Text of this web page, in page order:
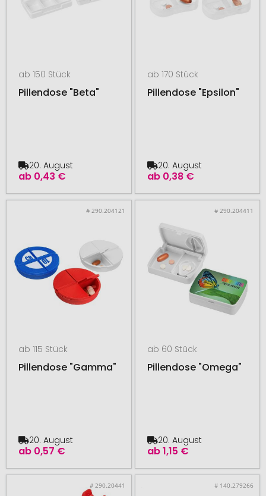
ab 150 Stück
Pillendose "Beta"
ab 0,43 €
20. August
ab 170 Stück
Pillendose "Epsilon"
ab 0,38 €
20. August
# 290.204121
ab 115 Stück
Pillendose "Gamma"
ab 0,57 €
20. August
# 290.204411
ab 60 Stück
Pillendose "Omega"
ab1,15 €
20. August
# 290.20441 # 140.279266